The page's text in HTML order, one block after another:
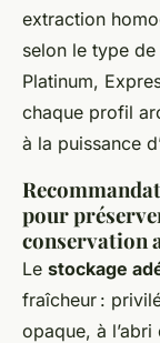
extraction
selon le type
Platinum,
chaque profil
à la puissance
pour
conservation
Le stockage
fraîcheur :
opaque, à l’abri